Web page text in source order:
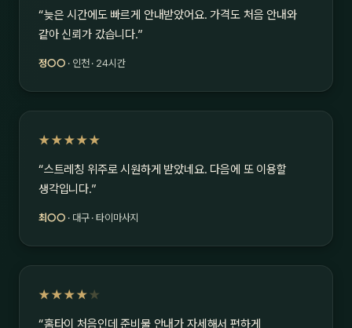
“늦은 시간에도 빠르게 안내받았어요. 가격도 처음 안내와
같아 신뢰가 갔습니다.”
정○○ · 인천 · 24시간
★★★★★
“스트레칭 위주로 시원하게 받았네요. 다음에 또 이용할
생각입니다.”
최○○ · 대구 · 타이마사지
★★★★ ★
“홈타이 처음인데 준비물 안내가 자세해서 편하게